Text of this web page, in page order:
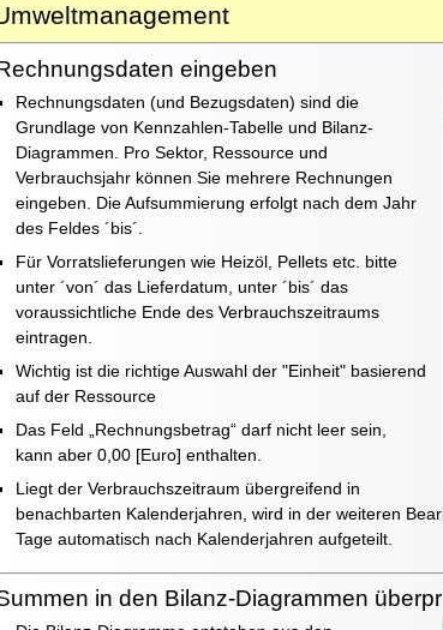
eingeben
Rechnungsdaten (und Bezugsdaten) sind die
Grundlage von Kennzahlen-Tabelle und Bilanz-
Diagrammen. Pro Sektor, Ressource und
Verbrauchsjahr können Sie mehrere Rechnungen
eingeben. Die Aufsummierung erfolgt nach dem Jahr
des Feldes ´bis´.
Für Vorratslieferungen wie Heizöl, Pellets etc. bitte
unter ´von´ das Lieferdatum, unter ´bis´ das
voraussichtliche Ende des Verbrauchszeitraums
eintragen.
Wichtig ist die richtige Auswahl der "Einheit" basierend
auf der Ressource
Das Feld „Rechnungsbetrag“ darf nicht leer sein,
kann aber 0,00 [Euro] enthalten.
Liegt der Verbrauchszeitraum übergreifend in
benachbarten Kalenderjahren, wird in der weiteren
Tage automatisch nach Kalenderjahren aufgeteilt.
in den Bilanz-Diagrammen